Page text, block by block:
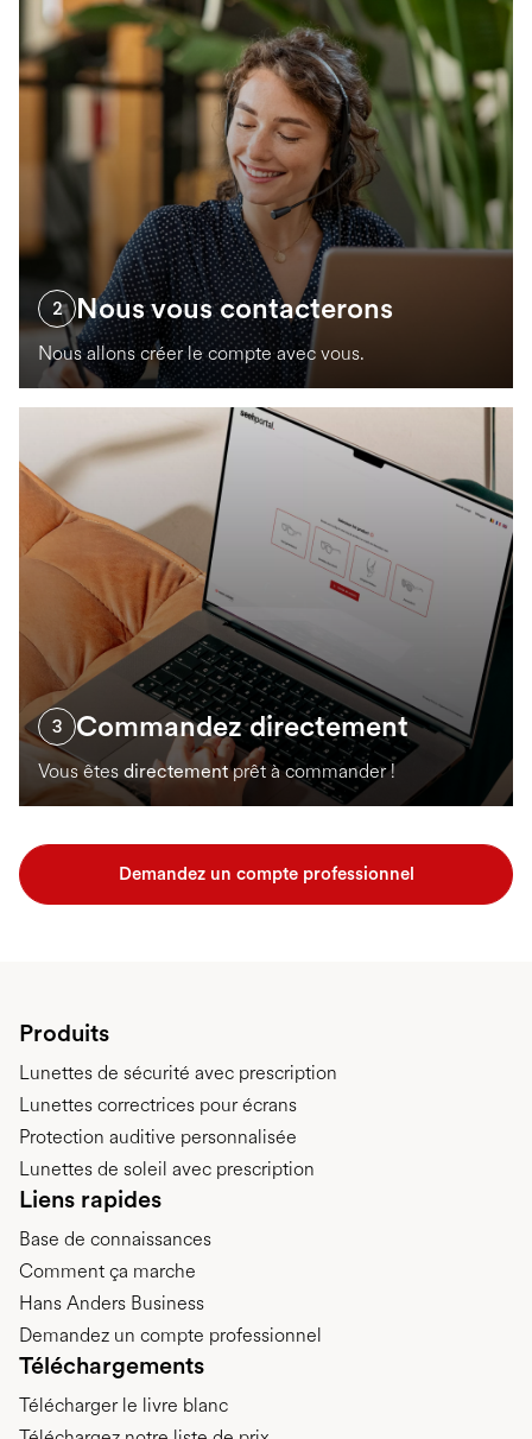
2 Nous vous contacterons
Nous allons créer le compte avec vous.
3 Commandez directement
Vous êtes directementprêt à commander !
Demandez un compte professionnel
Produits
Lunettes de sécurité avec prescription
Lunettes correctrices pour écrans
Protection auditive personnalisée
Lunettes de soleil avec prescription
Liens rapides
Base de connaissances
Comment ça marche
Hans Anders Business
Demandez un compte professionnel
Téléchargements
Télécharger le livre blanc